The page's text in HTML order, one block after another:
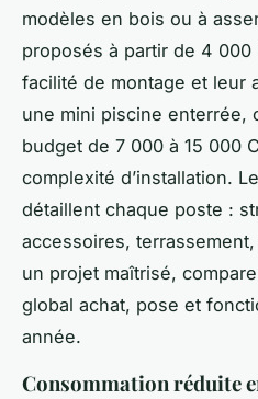
modèles en bois ou à
proposés à partir de 4 000
facilité de montage et leur
une mini piscine enterrée,
budget de 7 000 à 15 000
complexité d’installation.
détaillent chaque poste :
accessoires,
un projet maîtrisé,
global achat, pose et
année.
Consommation réduite